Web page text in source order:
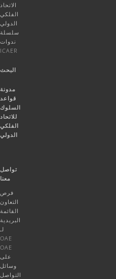
الاتحاد
الفلكي
الدولي
سلسلة
ندوات
ICAER
البحث
مدونة
قواعد
السلوك
للاتحاد
الفلكي
الدولي
تواصل
معنا
فرص
التعاون
القائمة
البريدية
لـ
OAE
OAE
على
وسائل
التواصل